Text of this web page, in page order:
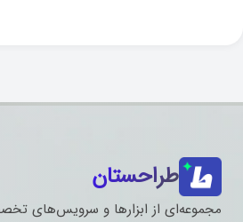
طراحستان
مجموعه‌ای از ابزارها و سرویس‌های